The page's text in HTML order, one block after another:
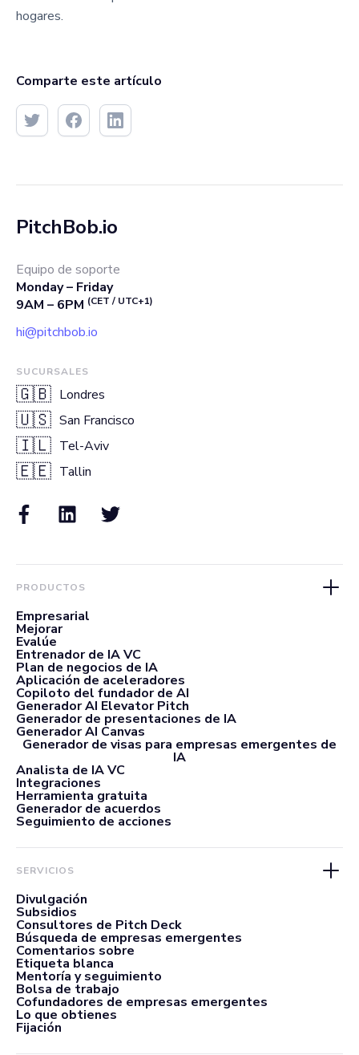
hogares.
Comparte este artículo
PitchBob.io
Equipo de soporte
Monday – Friday
9AM – 6PM (CET / UTC+1)
hi@pitchbob.io
SUCURSALES
🇬🇧 Londres
🇺🇸 San Francisco
🇮🇱 Tel-Aviv
🇪🇪 Tallin
PRODUCTOS
Empresarial
Mejorar
Evalúe
Entrenador de IA VC
Plan de negocios de IA
Aplicación de aceleradores
Copiloto del fundador de AI
Generador AI Elevator Pitch
Generador de presentaciones de IA
Generador AI Canvas
Generador de visas para empresas emergentes de
IA
Analista de IA VC
Integraciones
Herramienta gratuita
Generador de acuerdos
Seguimiento de acciones
SERVICIOS
Divulgación
Subsidios
Consultores de Pitch Deck
Búsqueda de empresas emergentes
Comentarios sobre
Etiqueta blanca
Mentoría y seguimiento
Bolsa de trabajo
Cofundadores de empresas emergentes
Lo que obtienes
Fijación